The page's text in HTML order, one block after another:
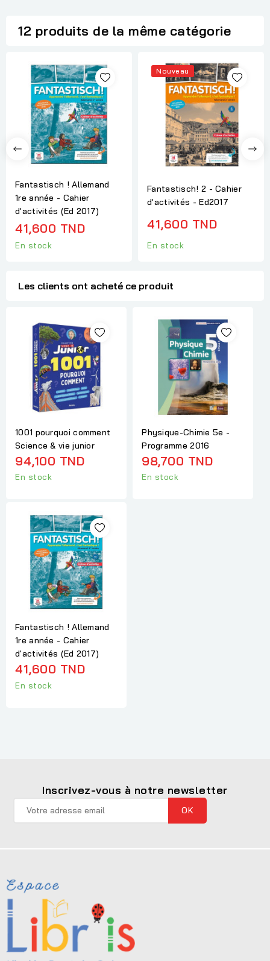
12 produits de la même catégorie
Fantastisch ! Allemand
1re année - Cahier
d'activités (Ed 2017)
41,600 TND
En stock
Nouveau
Fantastisch! 2 - Cahier
d'activités - Ed2017
41,600 TND
En stock
Les clients ont acheté ce produit
1001 pourquoi comment
Science & vie junior
94,100 TND
En stock
Physique-Chimie 5e -
Programme 2016
98,700 TND
En stock
Fantastisch ! Allemand
1re année - Cahier
d'activités (Ed 2017)
41,600 TND
En stock
Inscrivez-vous à notre newsletter